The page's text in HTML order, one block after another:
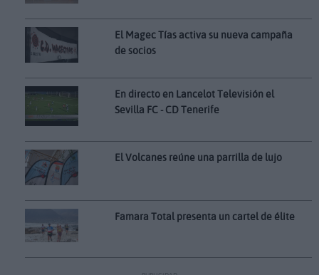
El Magec Tías activa su nueva campaña
de socios
En directo en Lancelot Televisión el
Sevilla FC - CD Tenerife
El Volcanes reúne una parrilla de lujo
Famara Total presenta un cartel de élite